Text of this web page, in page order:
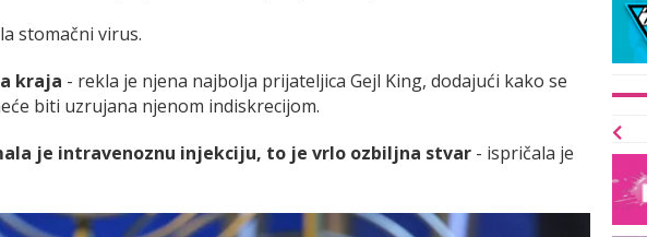
stomačni virus.
kraja - rekla je njena najbolja prijateljica Gejl King, dodajući kako se
biti uzrujana njenom indiskrecijom.
je intravenoznu injekciju, to je vrlo ozbiljna stvar - ispričala je